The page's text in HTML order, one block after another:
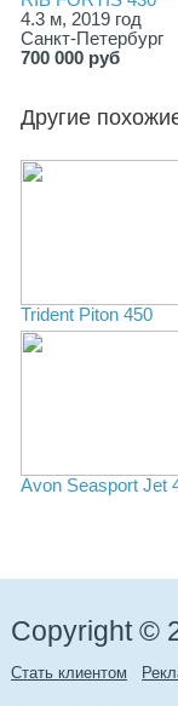
4.3 м, 2019 год
Санкт-Петербург
700 000 руб
Другие
Trident Piton 450
Avon Seasport Jet
Copyright ©
Стать клиентом